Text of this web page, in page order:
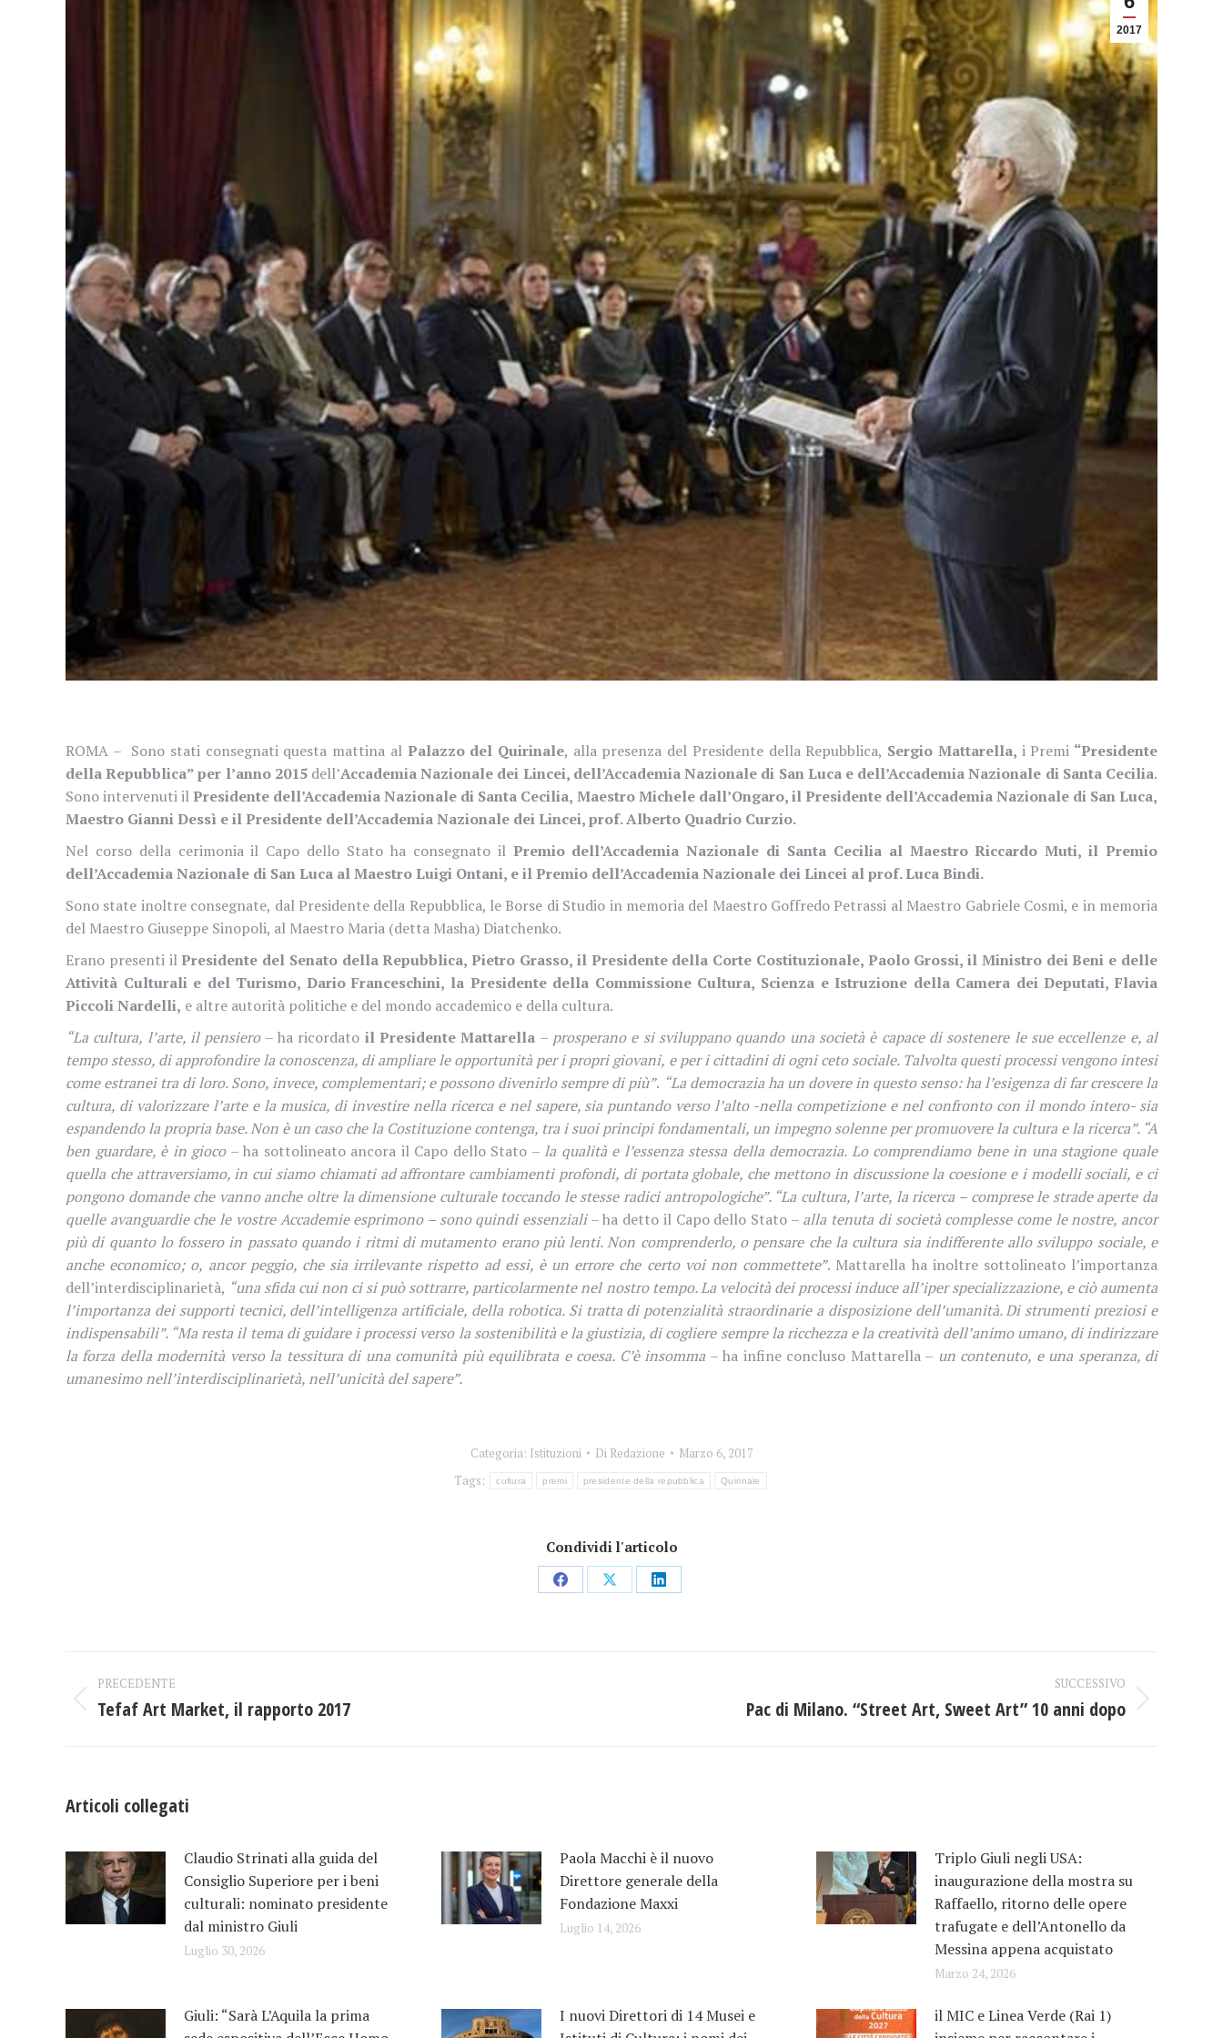
2017
ROMA – Sono stati consegnati questa mattina al Palazzo del Quirinale, alla presenza del Presidente della Repubblica, Sergio Mattarella, i Premi “Presidente
della Repubblica” per l’anno 2015dell’Accademia Nazionale dei Lincei, dell’Accademia Nazionale di San Luca e dell’Accademia Nazionale di Santa Cecilia.
Sono intervenuti ilPresidente dell’Accademia Nazionale di Santa Cecilia, Maestro Michele dall’Ongaro, il Presidente dell’Accademia Nazionale di San Luca,
Maestro Gianni Dessì e il Presidente dell’Accademia Nazionale dei Lincei, prof. Alberto Quadrio Curzio.
Nel corso della cerimonia il Capo dello Stato ha consegnato il Premio dell’Accademia Nazionale di Santa Cecilia al Maestro Riccardo Muti, il Premio
dell’Accademia Nazionale di San Luca al Maestro Luigi Ontani, e il Premio dell’Accademia Nazionale dei Lincei al prof. Luca Bindi.
Sono state inoltre consegnate, dal Presidente della Repubblica, le Borse di Studio in memoria del Maestro Goffredo Petrassi al Maestro Gabriele Cosmi, e in memoria
del Maestro Giuseppe Sinopoli, al Maestro Maria (detta Masha) Diatchenko.
Erano presenti ilPresidente del Senato della Repubblica, Pietro Grasso, il Presidente della Corte Costituzionale, Paolo Grossi, il Ministro deiBeni e delle
Attività Culturalie del Turismo, Dario Franceschini, la Presidente della Commissione Cultura, Scienza e Istruzione della Camera dei Deputati, Flavia
Piccoli Nardelli, e altre autorità politiche e del mondo accademico e della cultura.
“La cultura, l’arte, il pensiero– ha ricordato il Presidente Mattarella – prosperano e si sviluppano quando una società è capace di sostenere le sue eccellenze e, al
tempo stesso, di approfondire la conoscenza, di ampliare le opportunità per i propri giovani, e per i cittadini di ogni ceto sociale. Talvolta questi processi vengono intesi
come estranei tra di loro. Sono, invece, complementari; e possono divenirlo sempre di più”. “La democrazia ha un dovere in questo senso: ha l’esigenza di far crescere la
cultura, di valorizzare l’arte e la musica, di investire nella ricerca e nel sapere, sia puntando verso l’alto -nella competizione e nel confronto con il mondo intero- sia
espandendo la propria base. Non è un caso che la Costituzione contenga, tra i suoi principi fondamentali, un impegno solenne per promuovere la cultura e la ricerca”. “A
ben guardare, è in gioco– ha sottolineato ancora il Capo dello Stato – la qualità e l’essenza stessa della democrazia. Lo comprendiamo bene in una stagione quale
quella che attraversiamo, in cui siamo chiamati ad affrontare cambiamenti profondi, di portata globale, che mettono in discussione la coesione e i modelli sociali, e ci
pongono domande che vanno anche oltre la dimensione culturale toccando le stesse radici antropologiche”. “La cultura, l’arte, la ricerca – comprese le strade aperte da
quelle avanguardie che le vostre Accademie esprimono – sono quindi essenziali– ha detto il Capo dello Stato – alla tenuta di società complesse come le nostre, ancor
più di quanto lo fossero in passato quando i ritmi di mutamento erano più lenti. Non comprenderlo, o pensare che la cultura sia indifferente allo sviluppo sociale, e
anche economico; o, ancor peggio, che sia irrilevante rispetto ad essi, è un errore che certo voi non commettete”. Mattarella ha inoltre sottolineato l’importanza
dell’interdisciplinarietà, “una sfida cui non ci si può sottrarre, particolarmente nel nostro tempo. La velocità dei processi induce all’iper­ specializzazione, e ciò aumenta
l’importanza dei supporti tecnici, dell’intelligenza artificiale, della robotica. Si tratta di potenzialità straordinarie a disposizione dell’umanità. Di strumenti preziosi e
indispensabili”. “Ma resta il tema di guidare i processi verso la sostenibilità e la giustizia, di cogliere sempre la ricchezza e la creatività dell’animo umano, di indirizzare
la forza della modernità verso la tessitura di una comunità più equilibrata e coesa. C’è insomma – ha infine concluso Mattarella – un contenuto, e una speranza, di
umanesimo nell’interdisciplinarietà, nell’unicità del sapere”.
Categoria: Istituzioni Di Redazione
Marzo 6, 2017
Tags:
cultura premi presidente della repubblica Quirinale
Condividi l'articolo
CondividiCondividiCondividi
Naviga
tra
post
PRECEDENTE
Post
Tefaf Art Market, il rapporto 2017
SUCCESSIVO
Pac di Milano. “Street Art, Sweet Art” 10 anni dopo
Articoli collegati
Claudio Strinati alla guida del
Consiglio Superiore per i beni
culturali: nominato presidente
dal ministro Giuli
Luglio 30, 2026
Paola Macchi è il nuovo
Direttore generale della
Fondazione Maxxi
Luglio 14, 2026
Triplo Giuli negli USA:
inaugurazione della mostra su
Raffaello, ritorno delle opere
trafugate e dell’Antonello da
Messina appena acquistato
Marzo 24, 2026
Giuli: “Sarà L’Aquila la prima
I nuovi Direttori di 14 Musei e
il MIC e Linea Verde (Rai 1)